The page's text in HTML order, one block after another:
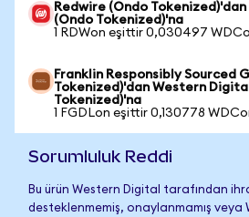
Redwire (Ondo
(Ondo Tokenized)'na
1 RDWon eşittir 0,030497
Franklin Responsibly Sourced
Tokenized)'dan Western
Tokenized)'na
1 FGDLon eşittir 0,130778
Sorumluluk Reddi
Bu ürün Western Digital tarafından
desteklenmemiş, onaylanmamış veya